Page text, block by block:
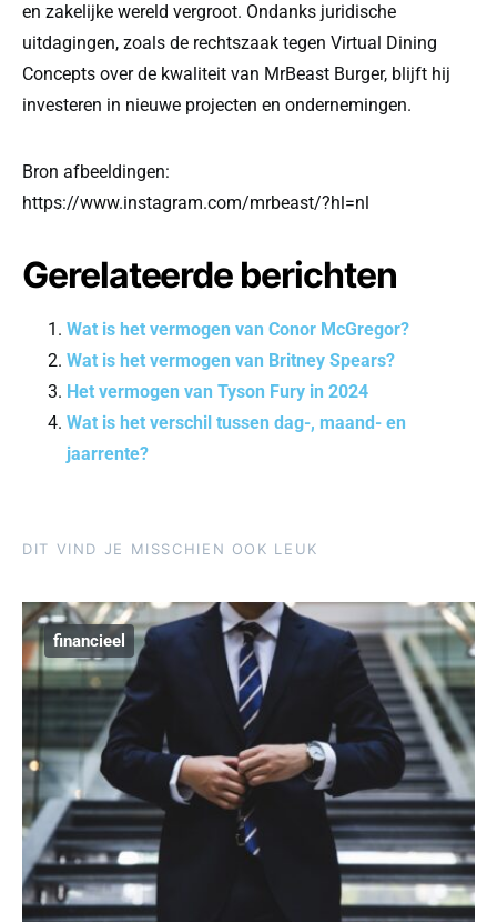
en zakelijke wereld vergroot. Ondanks juridische
uitdagingen, zoals de rechtszaak tegen Virtual Dining
Concepts over de kwaliteit van MrBeast Burger, blijft hij
investeren in nieuwe projecten en ondernemingen.
Bron afbeeldingen:
https://www.instagram.com/mrbeast/?hl=nl
Gerelateerde berichten
Wat is het vermogen van Conor McGregor?
Wat is het vermogen van Britney Spears?
Het vermogen van Tyson Fury in 2024
Wat is het verschil tussen dag-, maand- en
jaarrente?
DIT VIND JE MISSCHIEN OOK LEUK
financieel